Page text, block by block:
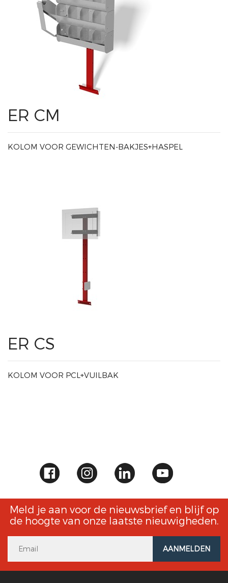
ER CM
KOLOM VOOR GEWICHTEN-BAKJES+HASPEL
ER CS
KOLOM VOOR PCL+VUILBAK
Meld je aan voor de nieuwsbrief en blijf op
de hoogte van onze laatste nieuwigheden.
AANMELDEN